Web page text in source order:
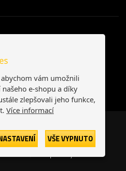
Slovensko
-
vám umožnili
e-shopu a díky
zlepšovali jeho funkce,
Více informací
VŠE VYPNUTO